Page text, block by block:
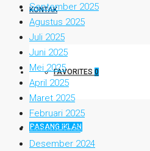
KONTAK
FAVORITES 0
PASANG IKLAN
September 2025
Agustus 2025
Juli 2025
Juni 2025
Mei 2025
April 2025
Maret 2025
Februari 2025
Januari 2025
Desember 2024